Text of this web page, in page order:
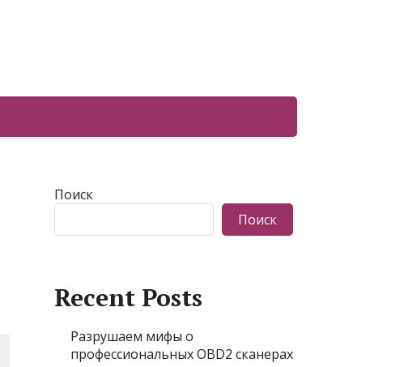
Поиск
Поиск
Recent Posts
Разрушаем мифы о
профессиональных OBD2 сканерах